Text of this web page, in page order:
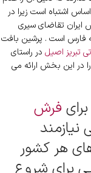
اشتباه است زیرا در
ایران تقاضای سیری
فارس است . پرشین بافت
تبریز اصیل در راستای
در این بخش ارائه می
فرش
هر کشور